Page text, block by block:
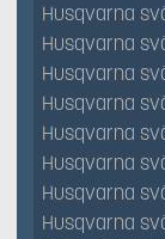
Husqvarna
Husqvarna
Husqvarna
Husqvarna
Husqvarna
Husqvarna
Husqvarna
Husqvarna